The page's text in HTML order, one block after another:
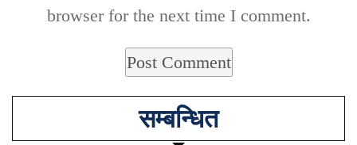
browser for the next time I comment.
सम्बन्धित